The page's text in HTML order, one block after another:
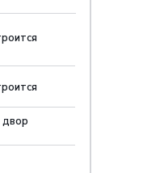
двор